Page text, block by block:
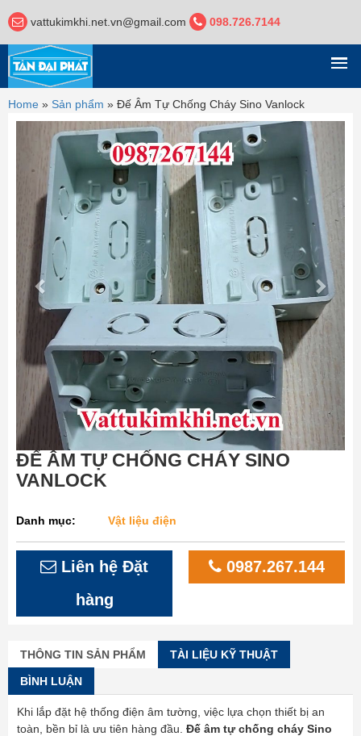
vattukimkhi.net.vn@gmail.com 098.726.7144
DANH MỤC
Home » Sản phẩm » Đế Âm Tự Chống Cháy Sino Vanlock
Previous
ĐẾ ÂM TỰ CHỐNG CHÁY SINO
VANLOCK
Danh mục: Vật liệu điện
Liên hệ Đặt
hàng
0987.267.144
THÔNG TIN SẢN PHẨM TÀI LIỆU KỸ THUẬT
BÌNH LUẬN
Khi lắp đặt hệ thống điện âm tường, việc lựa chọn thiết bị an
toàn, bền bỉ là ưu tiên hàng đầu. Đế âm tự chống cháy Sino